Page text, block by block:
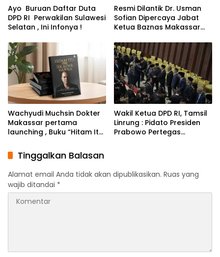
Ayo Buruan Daftar Duta
DPD RI Perwakilan Sulawesi
Selatan , Ini Infonya !
Resmi Dilantik Dr. Usman
Sofian Dipercaya Jabat
Ketua Baznas Makassar
Wachyudi Muchsin Dokter
Makassar pertama
launching , Buku “Hitam Itu
Malaysia
Wakil Ketua DPD RI, Tamsil
Linrung : Pidato Presiden
Prabowo Pertegas
Tinggalkan Balasan
Alamat email Anda tidak akan dipublikasikan. Ruas yang
wajib ditandai *